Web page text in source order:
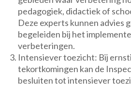
pedagogiek, didactiek of
Deze experts kunnen advies
begeleiden bij het
verbeteringen.
Intensiever toezicht: Bij
tekortkomingen kan de
besluiten tot intensiever